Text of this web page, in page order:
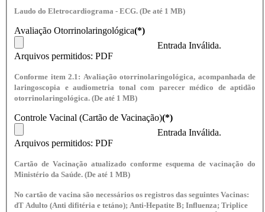
Laudo do Eletrocardiograma - ECG. (De até 1 MB)
Avaliação Otorrinolaringológica(*)
Entrada Inválida.
Arquivos permitidos: PDF
Conforme item 2.1: Avaliação otorrinolaringológica, acompanhada de
laringoscopia e audiometria tonal com parecer médico de aptidão
otorrinolaringológica. (De até 1 MB)
Controle Vacinal (Cartão de Vacinação)(*)
Entrada Inválida.
Arquivos permitidos: PDF
Cartão de Vacinação atualizado conforme esquema de vacinação do
Ministério da Saúde. (De até 1 MB)
No cartão de vacina são necessários os registros das seguintes Vacinas:
dT Adulto (Anti difitéria e tetáno); Anti-Hepatite B; Influenza; Triplice